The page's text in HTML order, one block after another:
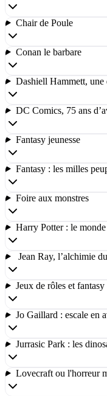
Chair de Poule
Conan le barbare
Dashiell Hammett,
DC Comics, 75 ans
Fantasy jeunesse
Fantasy : les milles
Foire aux monstres
Harry Potter : le
Jean Ray, l’alchimie
Jeux de rôles et fantasy
Jo Gaillard : escale en
Jurrasic Park : les
Lovecraft ou l'horreur